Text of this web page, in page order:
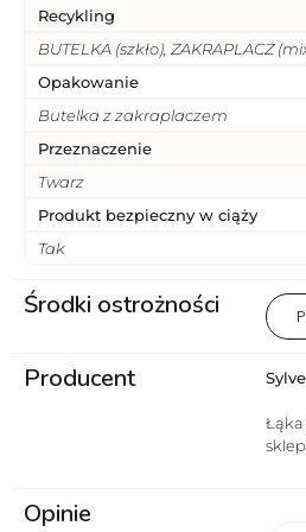
Recykling
BUTELKA (szkło), ZAKRAPLACZ
Opakowanie
Butelka z zakraplaczem
Przeznaczenie
Twarz
Produkt bezpieczny w ciąży
Tak
Środki ostrożności
na
Producent
Łąka
Opinie